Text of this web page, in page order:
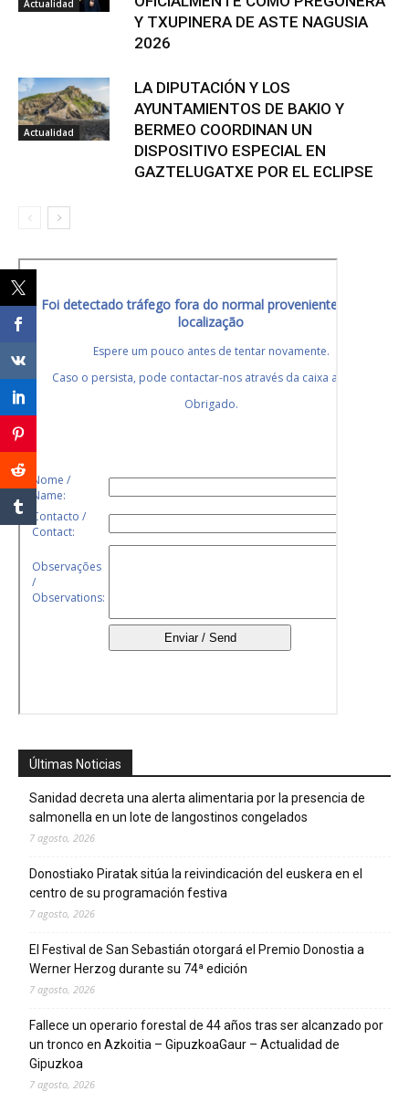
Actualidad
Y TXUPINERA DE ASTE NAGUSIA
2026
Actualidad
LA DIPUTACIÓN Y LOS
AYUNTAMIENTOS DE BAKIO Y
BERMEO COORDINAN UN
DISPOSITIVO ESPECIAL EN
GAZTELUGATXE POR EL ECLIPSE
Últimas Noticias
Sanidad decreta una alerta alimentaria por la presencia de
salmonella en un lote de langostinos congelados
7 agosto, 2026
Donostiako Piratak sitúa la reivindicación del euskera en el
centro de su programación festiva
7 agosto, 2026
El Festival de San Sebastián otorgará el Premio Donostia a
Werner Herzog durante su 74ª edición
7 agosto, 2026
Fallece un operario forestal de 44 años tras ser alcanzado por
un tronco en Azkoitia – GipuzkoaGaur – Actualidad de
Gipuzkoa
7 agosto, 2026